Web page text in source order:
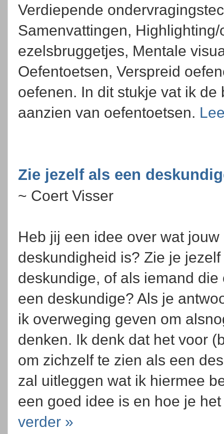
Verdiepende
Samenvattingen,
ezelsbruggetjes, Mentale
Oefentoetsen, Verspreid
oefenen. In dit stukje vat ik
aanzien van oefentoetsen.
Zie jezelf als een
~ Coert Visser
Heb jij een idee over wat jouw
deskundigheid is? Zie je
deskundige, of als iemand
een deskundige? Als je
ik overweging geven om
denken. Ik denk dat het voor
om zichzelf te zien als een
zal uitleggen wat ik hiermee
een goed idee is en hoe je
verder »